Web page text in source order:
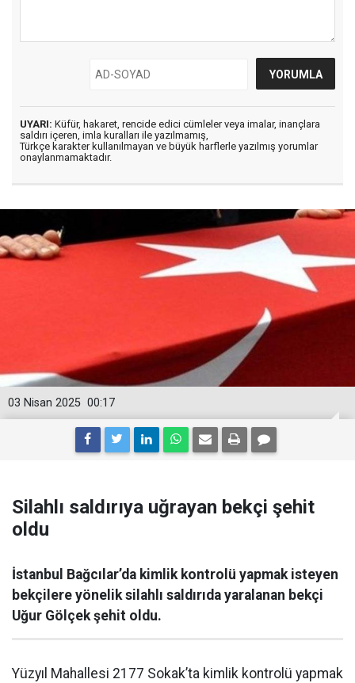
UYARI: Küfür, hakaret, rencide edici cümleler veya imalar, inançlara
saldırı içeren, imla kuralları ile yazılmamış,
Türkçe karakter kullanılmayan ve büyük harflerle yazılmış yorumlar
onaylanmamaktadır.
00:17
03 Nisan 2025
Silahlı saldırıya uğrayan bekçi şehit
oldu
İstanbul Bağcılar’da kimlik kontrolü yapmak isteyen
bekçilere yönelik silahlı saldırıda yaralanan bekçi
Uğur Gölçek şehit oldu.
Yüzyıl Mahallesi 2177 Sokak’ta kimlik kontrolü yapmak